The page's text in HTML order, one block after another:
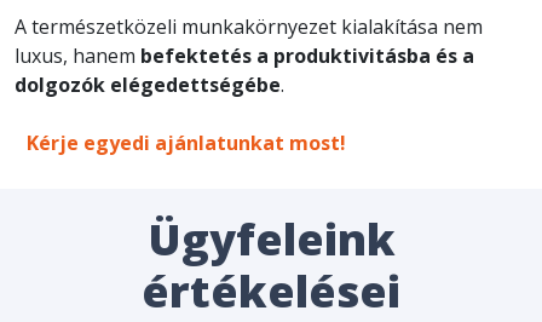
A természetközeli munkakörnyezet kialakítása nem
luxus, hanem befektetés a produktivitásba és a
dolgozók elégedettségébe.
Kérje egyedi ajánlatunkat most!
Ügyfeleink
értékelései